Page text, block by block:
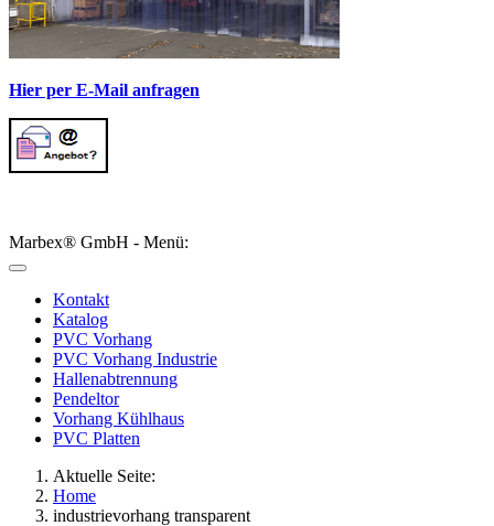
Hier per E-Mail anfragen
Marbex® GmbH - Menü:
Kontakt
Katalog
PVC Vorhang
PVC Vorhang Industrie
Hallenabtrennung
Pendeltor
Vorhang Kühlhaus
PVC Platten
Aktuelle Seite:
Home
industrievorhang transparent